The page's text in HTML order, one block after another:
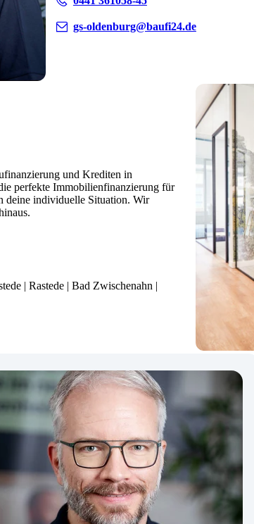
gs-oldenburg@baufi24.de
und Krediten in
perfekte Immobilienfinanzierung für
deine individuelle Situation. Wir
| Rastede | Bad Zwischenahn |